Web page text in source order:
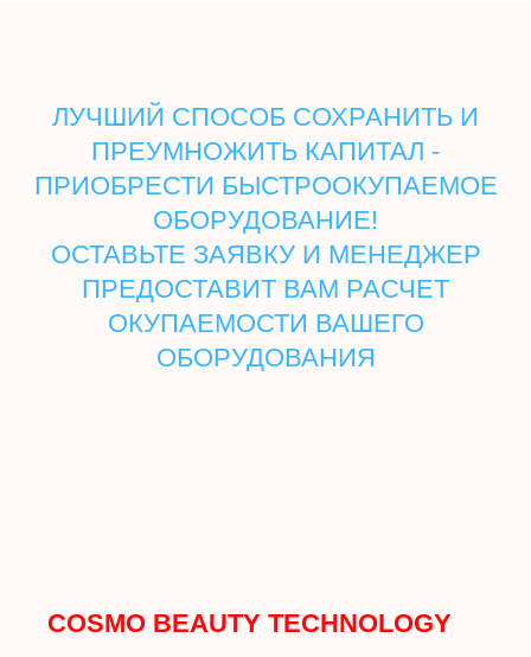
ЛУЧШИЙ СПОСОБ СОХРАНИТЬ И
ПРЕУМНОЖИТЬ КАПИТАЛ -
ПРИОБРЕСТИ БЫСТРООКУПАЕМОЕ
ОБОРУДОВАНИЕ!
ОСТАВЬТЕ ЗАЯВКУ И МЕНЕДЖЕР
ПРЕДОСТАВИТ ВАМ РАСЧЕТ
ОКУПАЕМОСТИ ВАШЕГО
ОБОРУДОВАНИЯ
COSMO BEAUTY TECHNOLOGY